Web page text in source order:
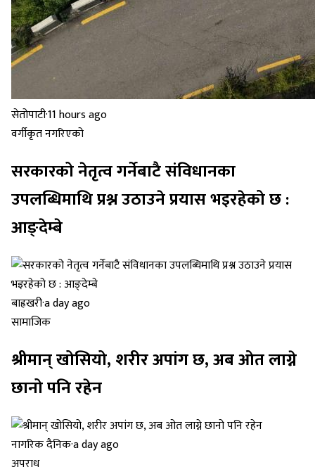
सेतोपाटी·11 hours ago
वर्गीकृत नगरिएको
सरकारको नेतृत्व गर्नेबाटै संविधानका
उपलब्धिमाथि प्रश्न उठाउने प्रयास भइरहेको छ :
आङ्देम्बे
बाह्रखरी·a day ago
सामाजिक
श्रीमान् खोसियो, शरीर अपांग छ, अब ओत लाग्ने
छानो पनि रहेन
नागरिक दैनिक·a day ago
अपराध